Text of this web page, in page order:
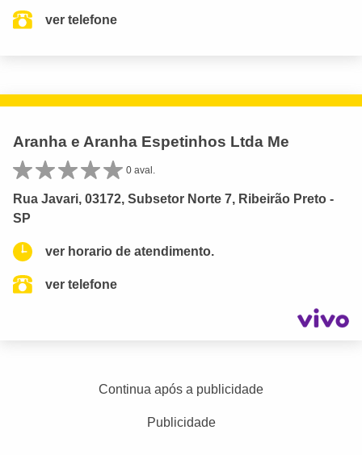
ver telefone
Aranha e Aranha Espetinhos Ltda Me
0 aval.
Rua Javari, 03172, Subsetor Norte 7, Ribeirão Preto -
SP
ver horario de atendimento.
ver telefone
Continua após a publicidade
Publicidade